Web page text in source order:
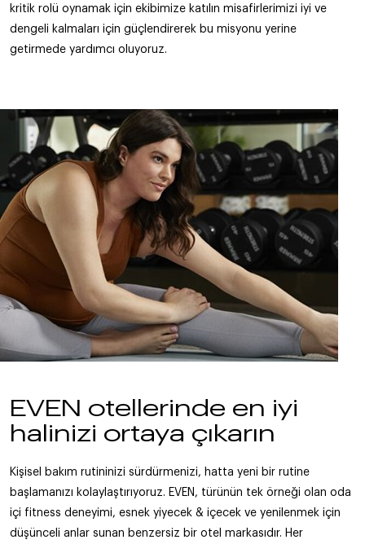
kritik rolü oynamak için ekibimize katılın misafirlerimizi iyi ve
dengeli kalmaları için güçlendirerek bu misyonu yerine
getirmede yardımcı oluyoruz.
EVEN otellerinde en iyi
halinizi ortaya çıkarın
Kişisel bakım rutininizi sürdürmenizi, hatta yeni bir rutine
başlamanızı kolaylaştırıyoruz. EVEN, türünün tek örneği olan oda
içi fitness deneyimi, esnek yiyecek & içecek ve yenilenmek için
düşünceli anlar sunan benzersiz bir otel markasıdır. Her